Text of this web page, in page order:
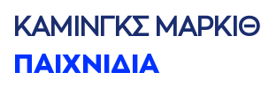
ΚAΜΙΝΓΚΣ ΜAΡΚΙΘ
ΠAΙΧΝΙΔΙA